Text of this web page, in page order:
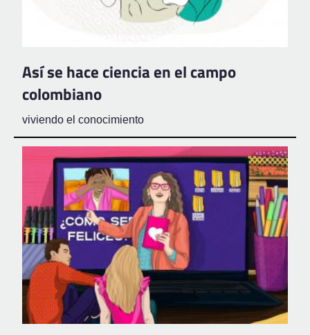
Así se hace ciencia en el campo
colombiano
viviendo el conocimiento